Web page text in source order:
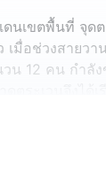
นเขตพื้นที่ จุด
เมื่อช่วงสายวา
น 12 คน กำลัง
ปยังฝั่งประเทศ